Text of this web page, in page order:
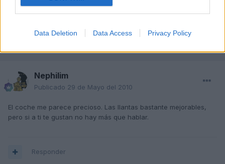
Data Deletion Data Access Privacy Policy
Que bonito!! que lo disfrutes...
Responder
Nephilim
Publicado 29 de Mayo del 2010
El coche me parece precioso. Las llantas bastante mejorables,
pero si a ti te gustan no hay más que hablar.
Responder